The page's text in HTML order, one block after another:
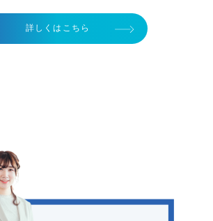
詳しくはこちら